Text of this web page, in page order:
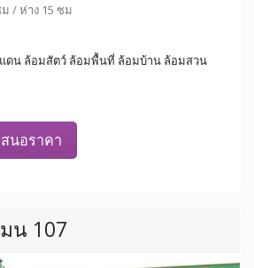
/ ห่าง 15 ซม
ดน ล้อมสัตว์ ล้อมพื้นที่ ล้อมบ้าน ล้อมสวน
นอราคา
น 107